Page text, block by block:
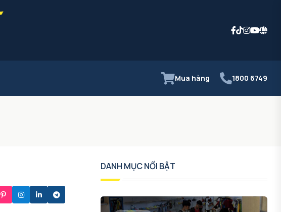
Mua hàng 1800 6749
DANH MỤC NỔI BẬT